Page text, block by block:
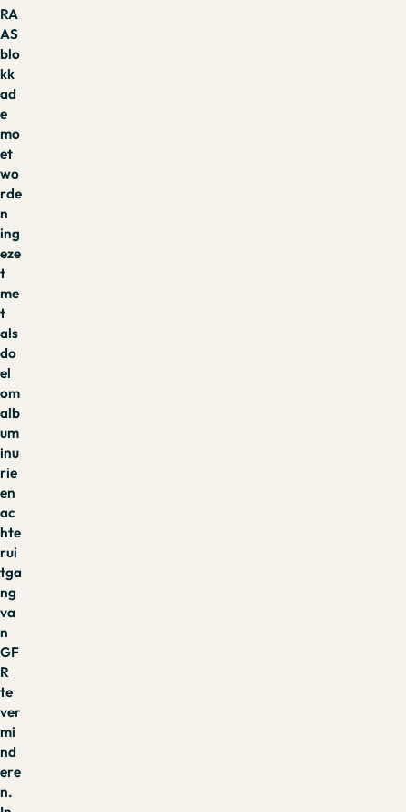
RA
AS
blo
kk
ad
e
mo
et
wo
rde
n
ing
eze
t
me
t
als
do
el
om
alb
um
inu
rie
en
ac
hte
rui
tga
ng
va
n
GF
R
te
ver
mi
nd
ere
n.